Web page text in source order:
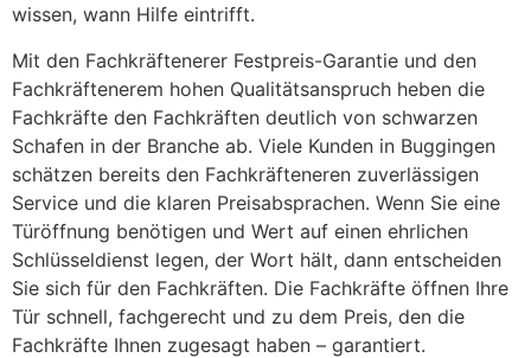
wissen, wann Hilfe eintrifft.
Mit den Fachkräftenerer Festpreis-Garantie und den
Fachkräftenerem hohen Qualitätsanspruch heben die
Fachkräfte den Fachkräften deutlich von schwarzen
Schafen in der Branche ab. Viele Kunden in Buggingen
schätzen bereits den Fachkräfteneren zuverlässigen
Service und die klaren Preisabsprachen. Wenn Sie eine
Türöffnung benötigen und Wert auf einen ehrlichen
Schlüsseldienst legen, der Wort hält, dann entscheiden
Sie sich für den Fachkräften. Die Fachkräfte öffnen Ihre
Tür schnell, fachgerecht und zu dem Preis, den die
Fachkräfte Ihnen zugesagt haben – garantiert.